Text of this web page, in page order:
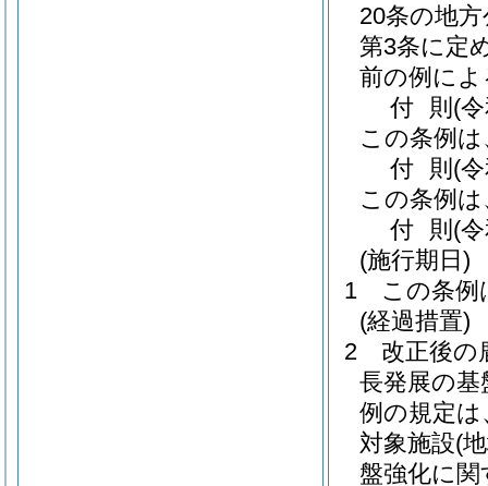
20条の地
第3条に定
前の例によ
付 則 (
この条例
付 則 (
この条例
付 則 (
(施行期日)
1
この条例
(経過措置)
2
改正後の
長発展の
例の規定
対象施設(
盤強化に